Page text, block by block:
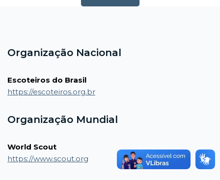
Organização Nacional
Escoteiros do Brasil
https://escoteiros.org.br
Organização Mundial
World Scout
https://www.scout.org